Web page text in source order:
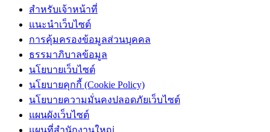
สำหรับเจ้าหน้าที่
แนะนำเว็บไซต์
การคุ้มครองข้อมูลส่วนบุคคล
ธรรมาภิบาลข้อมูล
นโยบายเว็บไซต์
นโยบายคุกกี้ (Cookie Policy)
นโยบายความมั่นคงปลอดภัยเว็บไซต์
แผนผังเว็บไซต์
แผนที่สำนักงานใหญ่